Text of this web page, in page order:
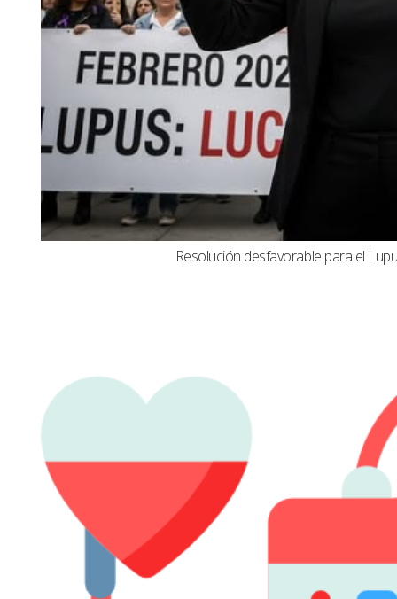
Resolución desfavorable para el